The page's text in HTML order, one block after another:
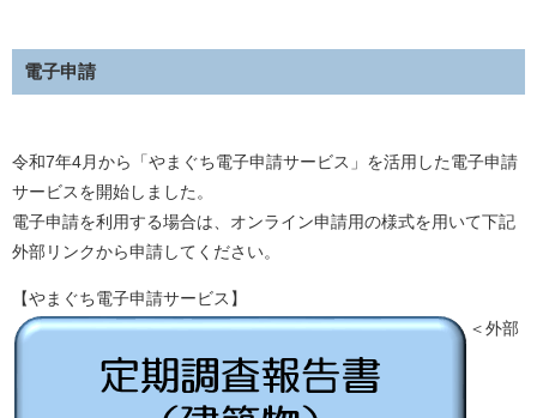
電子申請
令和7年4月から「やまぐち電子申請サービス」を活用した電子申請
サービスを開始しました。
電子申請を利用する場合は、オンライン申請用の様式を用いて下記
外部リンクから申請してください。
【やまぐち電子申請サービス】
＜外部